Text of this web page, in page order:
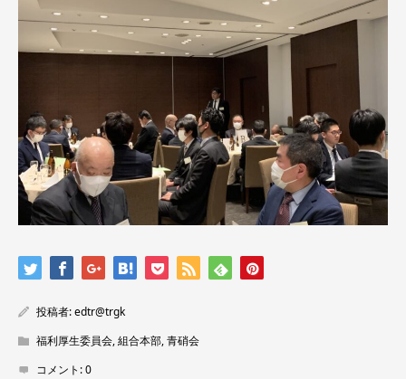
投稿者:edtr@trgk
福利厚生委員会,組合本部,青硝会
コメント:0